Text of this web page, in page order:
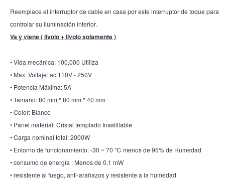
Reemplace el interruptor de cable en casa por este interruptor de toque para
controlar su iluminación interior.
Va y viene ( livolo + livolo solamente )
• Vida mecánica: 100,000 Utiliza
• Max. Voltaje: ac 110V - 250V
• Potencia Máxima: 5A
• Tamaño: 80 mm * 80 mm * 40 mm
• Color: Blanco
• Panel material: Cristal templado Inastillable
• Carga nominal total: 2000W
• Entorno de funcionamiento: -30 ~ 70 ℃ menos de 95% de Humedad
• consumo de energía : Menos de 0.1 mW
• resistente al fuego, anti-arañazos y resistente a la humedad